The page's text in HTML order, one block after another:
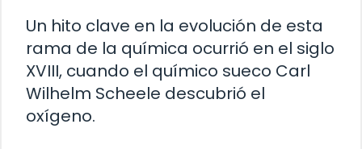
Un hito clave en la evolución de esta
rama de la química ocurrió en el siglo
XVIII, cuando el químico sueco Carl
Wilhelm Scheele descubrió el
oxígeno.